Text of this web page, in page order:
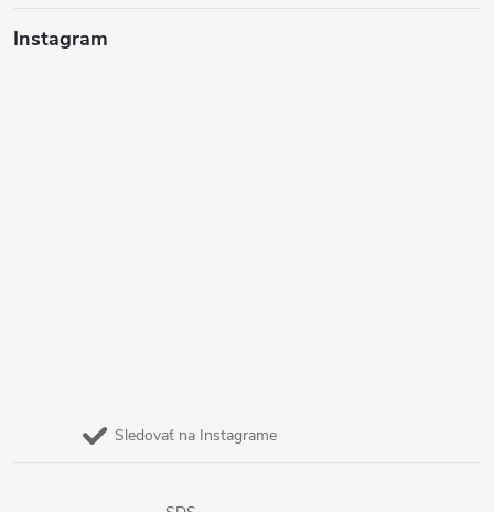
Instagram
Sledovať na Instagrame